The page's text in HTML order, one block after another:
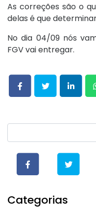
As correções são o
delas é que
No dia 04/09 nós
FGV vai entregar.
Categorias